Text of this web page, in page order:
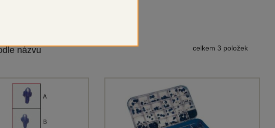
názvu celkem 3 položek